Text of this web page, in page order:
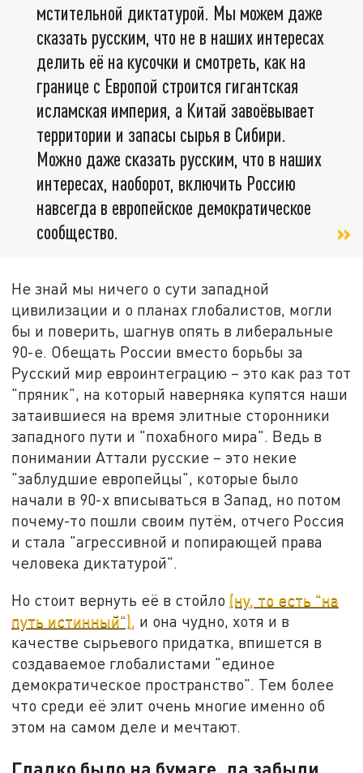
мстительной диктатурой. Мы можем даже
сказать русским, что не в наших интересах
делить её на кусочки и смотреть, как на
границе с Европой строится гигантская
исламская империя, а Китай завоёвывает
территории и запасы сырья в Сибири.
Можно даже сказать русским, что в наших
интересах, наоборот, включить Россию
навсегда в европейское демократическое
сообщество.
Не знай мы ничего о сути западной
цивилизации и о планах глобалистов, могли
бы и поверить, шагнув опять в либеральные
90-е. Обещать России вместо борьбы за
Русский мир евроинтеграцию – это как раз тот
"пряник", на который наверняка купятся наши
затаившиеся на время элитные сторонники
западного пути и "похабного мира". Ведь в
понимании Аттали русские – это некие
"заблудшие европейцы", которые было
начали в 90-х вписываться в Запад, но потом
почему-то пошли своим путём, отчего Россия
и стала "агрессивной и попирающей права
человека диктатурой".
Но стоит вернуть её в стойло (ну, то есть "на
путь истинный"), и она чудно, хотя и в
качестве сырьевого придатка, впишется в
создаваемое глобалистами "единое
демократическое пространство". Тем более
что среди её элит очень многие именно об
этом на самом деле и мечтают.
Гладко было на бумаге, да забыли